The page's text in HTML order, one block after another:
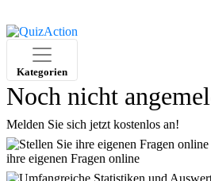
Kategorien
Noch nicht
Melden Sie sich jetzt kostenlos an!
ihre eigenen Fragen online